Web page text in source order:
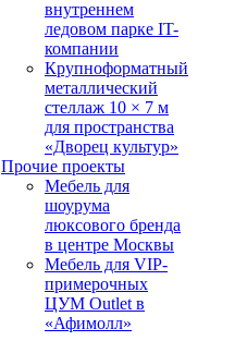
внутреннем
ледовом парке IT-
компании
Крупноформатный
металлический
стеллаж 10 × 7 м
для пространства
«Дворец культур»
Прочие проекты
Мебель для
шоурума
люксового бренда
в центре Москвы
Мебель для VIP-
примерочных
ЦУМ Outlet в
«Афимолл»